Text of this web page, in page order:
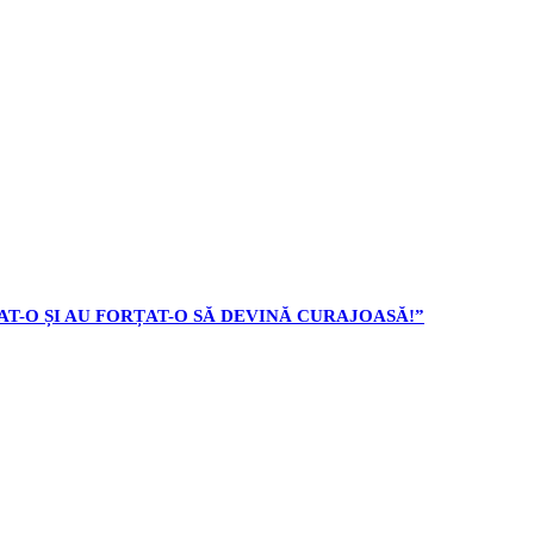
O ȘI AU FORȚAT-O SĂ DEVINĂ CURAJOASĂ!”